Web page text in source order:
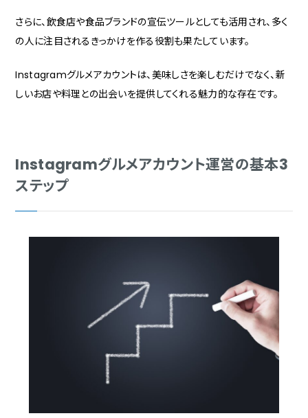
さらに、飲食店や食品ブランドの宣伝ツールとしても活用され、多く
の人に注目されるきっかけを作る役割も果たしています。
Instagramグルメアカウントは、美味しさを楽しむだけでなく、新
しいお店や料理との出会いを提供してくれる魅力的な存在です。
Instagramグルメアカウント運営の基本3
ステップ